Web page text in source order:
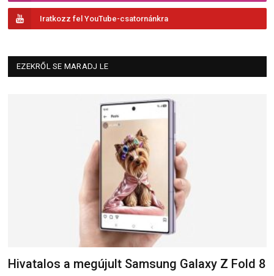
Iratkozz fel YouTube-csatornánkra
EZEKRŐL SE MARADJ LE
Hivatalos a megújult Samsung Galaxy Z Fold 8